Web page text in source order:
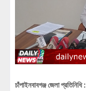
চাঁপাইনবাবগঞ্জ জেলা প্রতিনিধি :